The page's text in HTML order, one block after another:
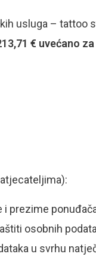
usluga – tattoo
€ uvećano
prezime
osobnih
u svrhu